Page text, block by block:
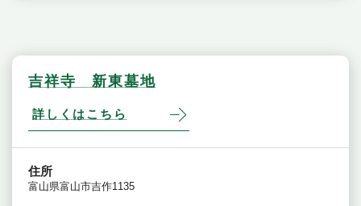
吉祥寺 新東墓地
詳しくはこちら
住所
富山県富山市吉作1135